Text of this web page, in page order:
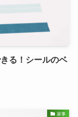
る！シールのベ
家事